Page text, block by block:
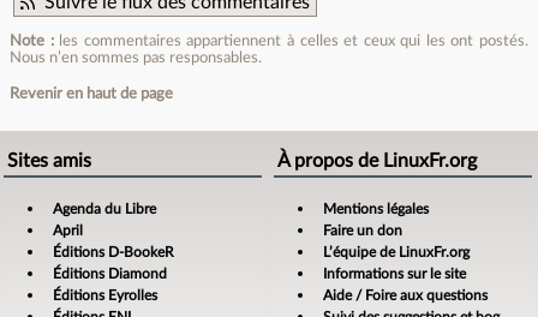
Note :les commentaires appartiennent à celles et ceux qui les ont postés.
Nous n’en sommes pas responsables.
Revenir en haut de page
Sites amis
Agenda du Libre
April
Éditions D-BookeR
Éditions Diamond
Éditions Eyrolles
À propos de LinuxFr.org
Mentions légales
Faire un don
L’équipe de LinuxFr.org
Informations sur le site
Aide / Foire aux questions